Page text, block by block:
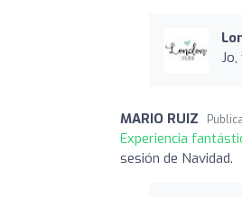
MARIO RUIZ
Experiencia
sesión de Navidad.